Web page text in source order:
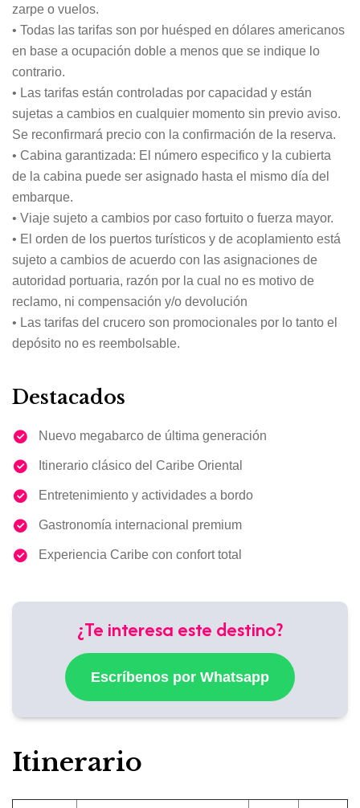
zarpe o vuelos.
• Todas las tarifas son por huésped en dólares americanos
en base a ocupación doble a menos que se indique lo
contrario.
• Las tarifas están controladas por capacidad y están
sujetas a cambios en cualquier momento sin previo aviso.
Se reconfirmará precio con la confirmación de la reserva.
• Cabina garantizada: El número especifico y la cubierta
de la cabina puede ser asignado hasta el mismo día del
embarque.
• Viaje sujeto a cambios por caso fortuito o fuerza mayor.
• El orden de los puertos turísticos y de acoplamiento está
sujeto a cambios de acuerdo con las asignaciones de
autoridad portuaria, razón por la cual no es motivo de
reclamo, ni compensación y/o devolución
• Las tarifas del crucero son promocionales por lo tanto el
depósito no es reembolsable.
Destacados
Nuevo megabarco de última generación
Itinerario clásico del Caribe Oriental
Entretenimiento y actividades a bordo
Gastronomía internacional premium
Experiencia Caribe con confort total
¿Te interesa este destino?
Escríbenos por Whatsapp
Itinerario